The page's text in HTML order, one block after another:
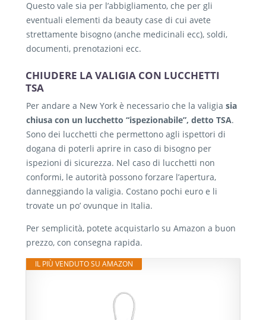
Questo vale sia per l’abbigliamento, che per gli
eventuali elementi da beauty case di cui avete
strettamente bisogno (anche medicinali ecc), soldi,
documenti, prenotazioni ecc.
CHIUDERE LA VALIGIA CON LUCCHETTI
TSA
Per andare a New York è necessario che la valigia sia
chiusa con un lucchetto “ispezionabile”, detto TSA.
Sono dei lucchetti che permettono agli ispettori di
dogana di poterli aprire in caso di bisogno per
ispezioni di sicurezza. Nel caso di lucchetti non
conformi, le autorità possono forzare l’apertura,
danneggiando la valigia. Costano pochi euro e li
trovate un po’ ovunque in Italia.
Per semplicità, potete acquistarlo su Amazon a buon
prezzo, con consegna rapida.
IL PIÙ VENDUTO SU AMAZON